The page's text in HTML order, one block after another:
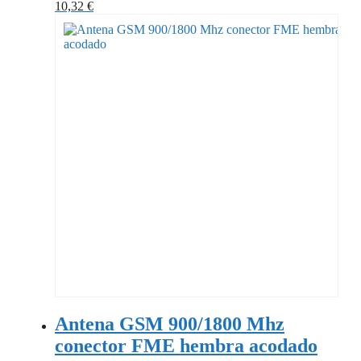
10,32 €
Antena GSM 900/1800 Mhz
conector FME hembra acodado